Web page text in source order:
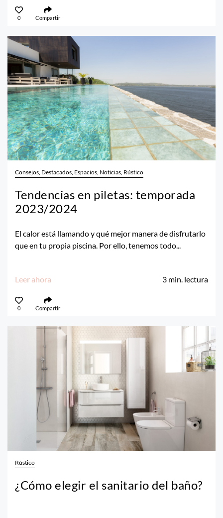
0 Compartir
Consejos, Destacados, Espacios, Noticias, Rústico
Tendencias en piletas: temporada
2023/2024
El calor está llamando y qué mejor manera de disfrutarlo
que en tu propia piscina. Por ello, tenemos todo...
Leer ahora 3 min. lectura
0 Compartir
Rústico
¿Cómo elegir el sanitario del baño?